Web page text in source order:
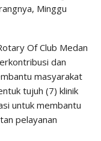
Minggu
Of Club Medan
dan
masyarakat
tujuh (7) klinik
untuk membantu
pelayanan